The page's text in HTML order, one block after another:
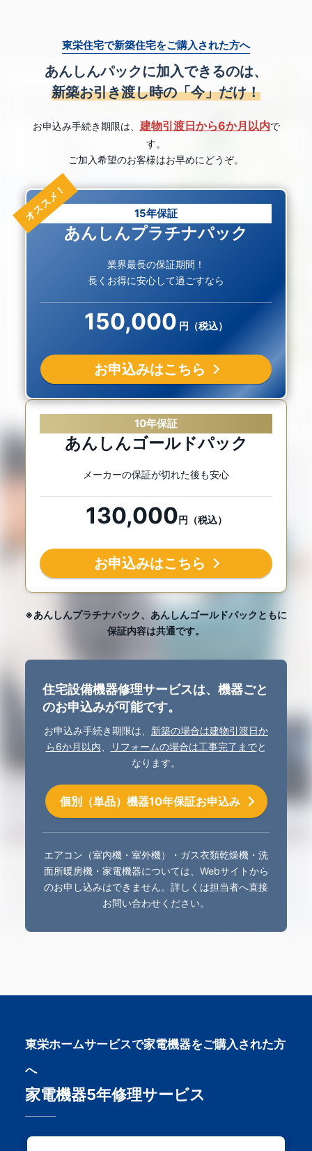
東栄住宅で新築住宅をご購入された方へ
あんしんパックに加入できるのは、
新築お引き渡し時の「今」だけ！
お申込み手続き期限は、 建物引渡日から6か月以内で
す。
ご加入希望のお客様はお早めにどうぞ。
15年保証
あんしんプラチナパック
業界最長の保証期間！
長くお得に安心して過ごすなら
150,000 円（税込）
お申込みはこちら
10年保証
あんしんゴールドパック
メーカーの保証が切れた後も安心
130,000円（税込）
お申込みはこちら
※あんしんプラチナパック、あんしんゴールドパックともに
保証内容は共通です。
住宅設備機器修理サービスは、機器ごと
のお申込みが可能です。
お申込み手続き期限は、 新築の場合は建物引渡日か
ら6か月以内
リフォームの場合は工事完了までと
なります。
個別（単品）機器10年保証お申込み
エアコン（室内機・室外機）・ガス衣類乾燥機・洗
面所暖房機・家電機器については、Webサイトから
のお申し込みはできません。詳しくは担当者へ直接
お問い合わせください。
東栄ホームサービスで家電機器をご購入された方
へ
家電機器5年修理サービス